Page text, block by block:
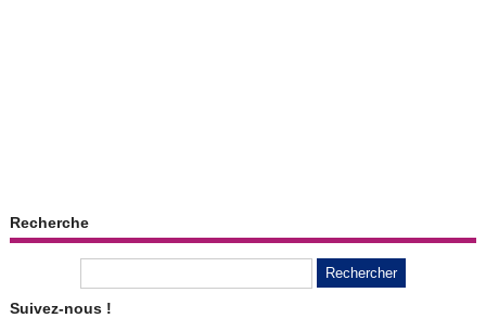
Recherche
Suivez-nous !